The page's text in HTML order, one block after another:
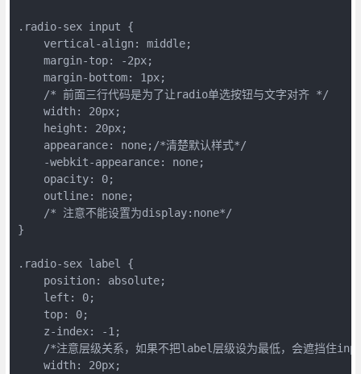
.radio-sex input {
    vertical-align: middle;
    margin-top: -2px;
    margin-bottom: 1px;
    /* 前面三行代码是为了让radio单选按钮与文字对齐 */
    width: 20px;
    height: 20px;
    appearance: none;/*清楚默认样式*/
    -webkit-appearance: none;
    opacity: 0;
    outline: none;
    /* 注意不能设置为display:none*/
}
.radio-sex label {
    position: absolute;
    left: 0;
    top: 0;
    z-index: -1;
/*注意层级关系，如果不把label层级设为最低，会遮挡住
    width: 20px;